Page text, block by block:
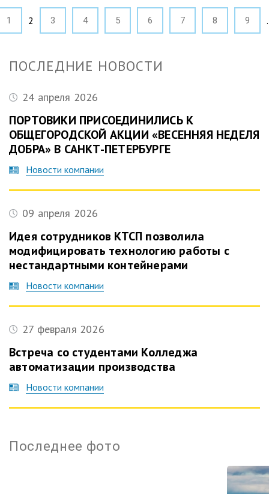
1 2 3 4 5 6 7 8 9
ПОСЛЕДНИЕ НОВОСТИ
24 апреля 2026
ПОРТОВИКИ ПРИСОЕДИНИЛИСЬ К
ОБЩЕГОРОДСКОЙ АКЦИИ «ВЕСЕННЯЯ НЕДЕЛЯ
ДОБРА» В САНКТ-ПЕТЕРБУРГЕ
Новости компании
09 апреля 2026
Идея сотрудников КТСП позволила
модифицировать технологию работы с
нестандартными контейнерами
Новости компании
27 февраля 2026
Встреча со студентами Колледжа
автоматизации производства
Новости компании
Последнее фото